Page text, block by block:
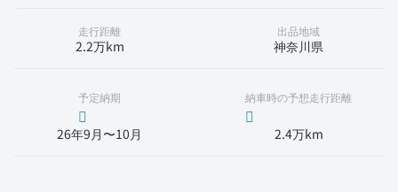
走行距離
2.2万km
出品地域
神奈川県
予定納期
26年9月〜10月
納車時の予想走行距離
2.4万km